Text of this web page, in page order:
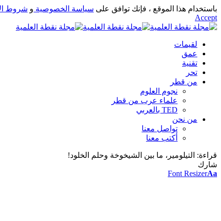
باستخدام هذا الموقع ، فإنك توافق على سياسة الخصوصية و شروط
Accept
لقيمات
عمق
تقنية
تحر
من قطر
نجوم العلوم
علماء عرب من قطر
TED بالعربي
من نحن
تواصل معنا
أكتب معنا
قراءة: التيلومير، ما بين الشيخوخة وحلم الخلود!
شارك
Font ResizerAa